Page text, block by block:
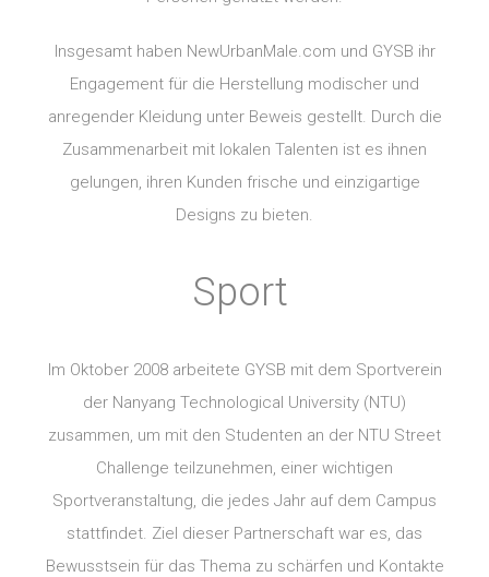
Insgesamt haben NewUrbanMale.com und GYSB ihr
Engagement für die Herstellung modischer und
anregender Kleidung unter Beweis gestellt. Durch die
Zusammenarbeit mit lokalen Talenten ist es ihnen
gelungen, ihren Kunden frische und einzigartige
Designs zu bieten.
Sport
Im Oktober 2008 arbeitete GYSB mit dem Sportverein
der Nanyang Technological University (NTU)
zusammen, um mit den Studenten an der NTU Street
Challenge teilzunehmen, einer wichtigen
Sportveranstaltung, die jedes Jahr auf dem Campus
stattfindet. Ziel dieser Partnerschaft war es, das
Bewusstsein für das Thema zu schärfen und Kontakte